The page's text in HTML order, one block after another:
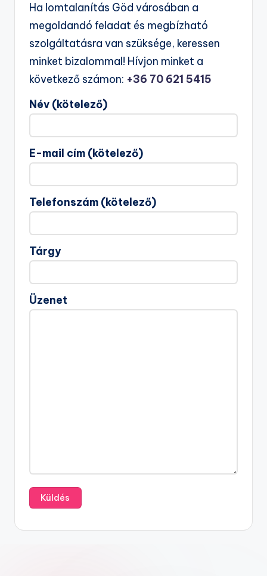
Ha lomtalanítás Göd városában a
megoldandó feladat és megbízható
szolgáltatásra van szüksége, keressen
minket bizalommal! Hívjon minket a
következő számon: +36 70 621 5415
Név (kötelező)
E-mail cím (kötelező)
Telefonszám (kötelező)
Tárgy
Üzenet